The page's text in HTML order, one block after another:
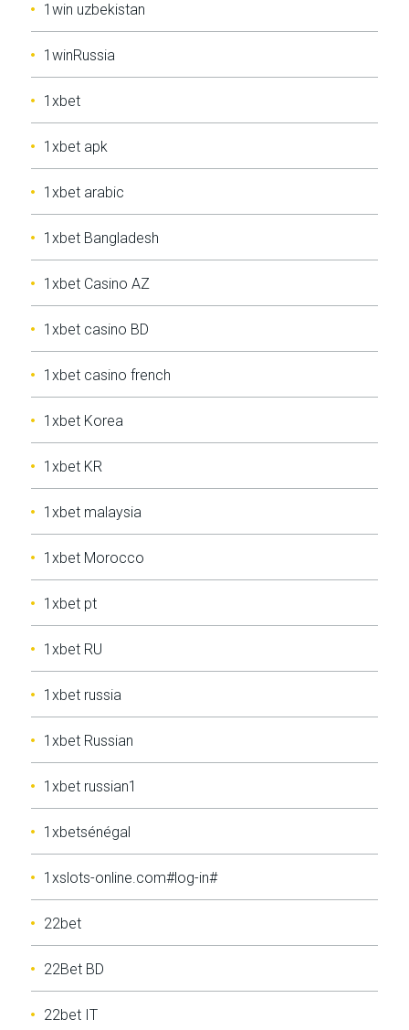
1win uzbekistan
1winRussia
1xbet
1xbet apk
1xbet arabic
1xbet Bangladesh
1xbet Casino AZ
1xbet casino BD
1xbet casino french
1xbet Korea
1xbet KR
1xbet malaysia
1xbet Morocco
1xbet pt
1xbet RU
1xbet russia
1xbet Russian
1xbet russian1
1xbetsénégal
1xslots-online.com#log-in#
22bet
22Bet BD
22bet IT